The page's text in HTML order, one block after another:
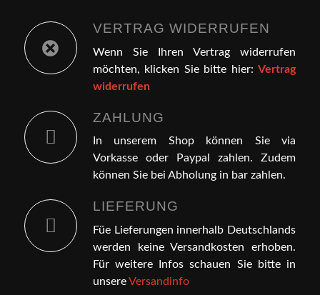
VERTRAG WIDERRUFEN
Wenn Sie Ihren Vertrag widerrufen
möchten, klicken Sie bitte hier:Vertrag
widerrufen
ZAHLUNG
In unserem Shop können Sie via
Vorkasse oder Paypal zahlen. Zudem
können Sie bei Abholung in bar zahlen.
LIEFERUNG
Füe Lieferungen innerhalb Deutschlands
werden keine Versandkosten erhoben.
Für weitere Infos schauen Sie bitte in
unsereVersandinfo